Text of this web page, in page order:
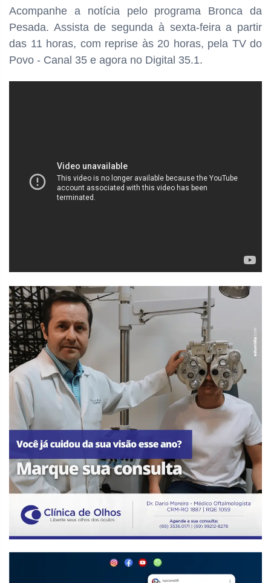
Acompanhe a notícia pelo programa Bronca da
Pesada. Assista de segunda à sexta-feira a partir
das 11 horas, com reprise às 20 horas, pela TV do
Povo - Canal 35 e agora no Digital 35.1.